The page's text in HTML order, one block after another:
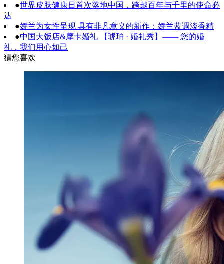
●世界皮肤健康日首次落地中国，跨越百年与千里的使命必
达
●娇兰为女性呈现 具有非凡意义的新作：娇兰蓝调淡香精
●中国大饭店&摩卡婚礼 【琥珀 · 婚礼秀】—— 您的婚
礼，我们用心如己
猜您喜欢